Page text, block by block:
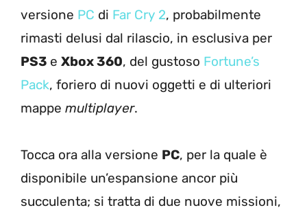
versione PC di Far Cry 2, probabilmente
rimasti delusi dal rilascio, in esclusiva per
PS3 e Xbox 360, del gustoso Fortune’s
Pack, foriero di nuovi oggetti e di ulteriori
mappe multiplayer.
Tocca ora alla versione PC, per la quale è
disponibile un’espansione ancor più
succulenta; si tratta di due nuove missioni,